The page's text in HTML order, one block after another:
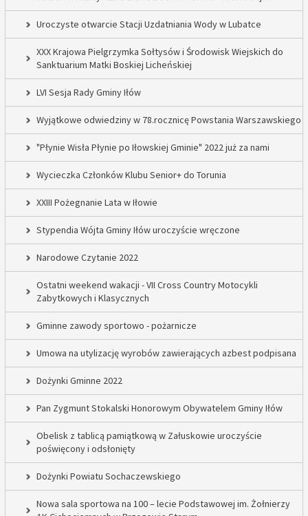
Uroczyste otwarcie Stacji Uzdatniania Wody w Lubatce
XXX Krajowa Pielgrzymka Sołtysów i Środowisk Wiejskich do
Sanktuarium Matki Boskiej Licheńskiej
LVI Sesja Rady Gminy Iłów
Wyjątkowe odwiedziny w 78.rocznicę Powstania Warszawskiego
"Płynie Wisła Płynie po Iłowskiej Gminie" 2022 już za nami
Wycieczka Członków Klubu Senior+ do Torunia
XXIII Pożegnanie Lata w Iłowie
Stypendia Wójta Gminy Iłów uroczyście wręczone
Narodowe Czytanie 2022
Ostatni weekend wakacji - VII Cross Country Motocykli
Zabytkowych i Klasycznych
Gminne zawody sportowo - pożarnicze
Umowa na utylizację wyrobów zawierających azbest podpisana
Dożynki Gminne 2022
Pan Zygmunt Stokalski Honorowym Obywatelem Gminy Iłów
Obelisk z tablicą pamiątkową w Załuskowie uroczyście
poświęcony i odsłonięty
Dożynki Powiatu Sochaczewskiego
Nowa sala sportowa na 100 – lecie Podstawowej im. Żołnierzy